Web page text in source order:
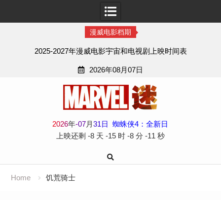
漫威电影档期
2025-2027年漫威电影宇宙和电视剧上映时间表
2026年08月07日
2026年-07月31日
蜘蛛侠4：全新日
上映还剩 -8 天 -15 时 -8 分 -11 秒
Home 饥荒骑士